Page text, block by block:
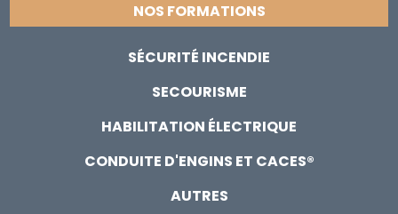
NOS FORMATIONS
SÉCURITÉ INCENDIE
SECOURISME
HABILITATION ÉLECTRIQUE
CONDUITE D'ENGINS ET CACES®
AUTRES